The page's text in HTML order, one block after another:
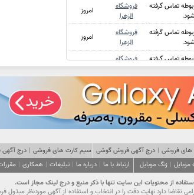
تماس گرفته
فروشگاه
الزهرا
امروز
تماس گرفته
فروشگاه
الزهرا
امروز
تماس گرفته
فروشگاه
الزهرا
امروز
تماس گرفته
فروشگاه
الزهرا
امروز
تماس گرفته
فروشگاه
الزهرا
امروز
شود.
الزهرا
امروز
تماس گرفته
فروشگاه
الزهرا
امروز
تماس گرفته فروشگاه
فروشی | درج آگهی فروش گوشی سیم کارت های فروشی | درج
موبایل | زنگ موبایل ارتباط با ما | درباره ما | تبلیغات | همکاری |